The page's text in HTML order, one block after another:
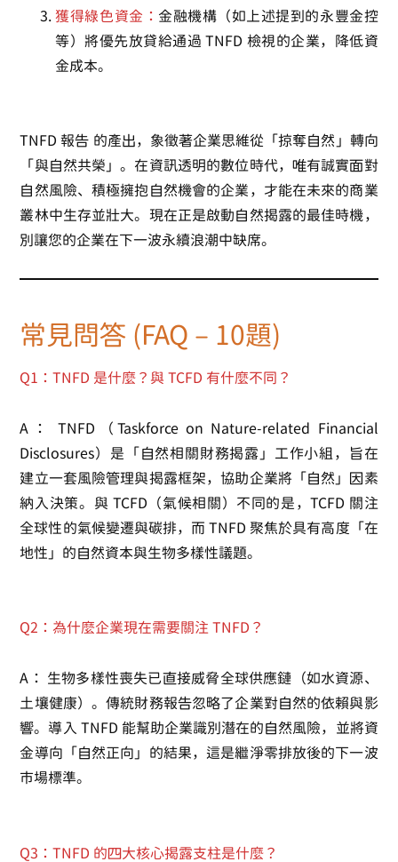
獲得綠色資金： 金融機構（如上述提到的永豐金控
等）將優先放貸給通過 TNFD 檢視的企業，降低資
金成本。
TNFD 報告 的產出，象徵著企業思維從「掠奪自然」轉向
「與自然共榮」。在資訊透明的數位時代，唯有誠實面對
自然風險、積極擁抱自然機會的企業，才能在未來的商業
叢林中生存並壯大。現在正是啟動自然揭露的最佳時機，
別讓您的企業在下一波永續浪潮中缺席。
常見問答 (FAQ – 10題)
Q1：TNFD 是什麼？與 TCFD 有什麼不同？
A：
TNFD（Taskforce on Nature-related Financial
Disclosures）是「自然相關財務揭露」工作小組，旨在
建立一套風險管理與揭露框架，協助企業將「自然」因素
納入決策。與 TCFD（氣候相關）不同的是，TCFD 關注
全球性的氣候變遷與碳排，而 TNFD 聚焦於具有高度「在
地性」的自然資本與生物多樣性議題。
Q2：為什麼企業現在需要關注 TNFD？
A：
生物多樣性喪失已直接威脅全球供應鏈（如水資源、
土壤健康）。傳統財務報告忽略了企業對自然的依賴與影
響。導入 TNFD 能幫助企業識別潛在的自然風險，並將資
金導向「自然正向」的結果，這是繼淨零排放後的下一波
市場標準。
Q3：TNFD 的四大核心揭露支柱是什麼？